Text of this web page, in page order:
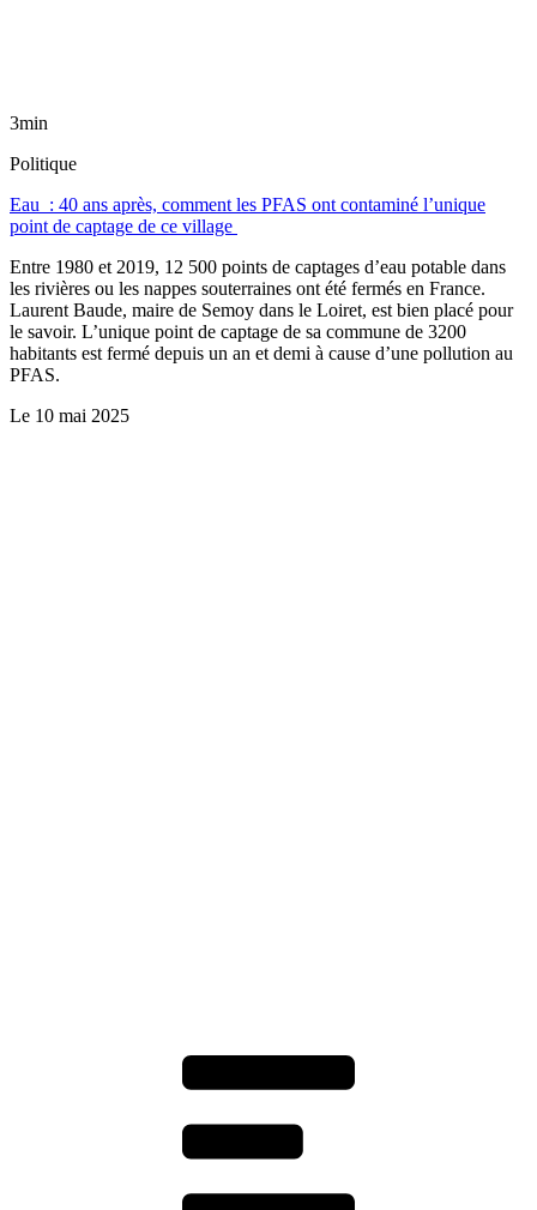
3min
Politique
Eau : 40 ans après, comment les PFAS ont contaminé l’unique
point de captage de ce village
Entre 1980 et 2019, 12 500 points de captages d’eau potable dans
les rivières ou les nappes souterraines ont été fermés en France.
Laurent Baude, maire de Semoy dans le Loiret, est bien placé pour
le savoir. L’unique point de captage de sa commune de 3200
habitants est fermé depuis un an et demi à cause d’une pollution au
PFAS.
Le 10 mai 2025